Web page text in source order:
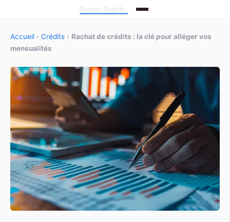
Accueil › Crédits › Rachat de crédits : la clé pour alléger vos
mensualités